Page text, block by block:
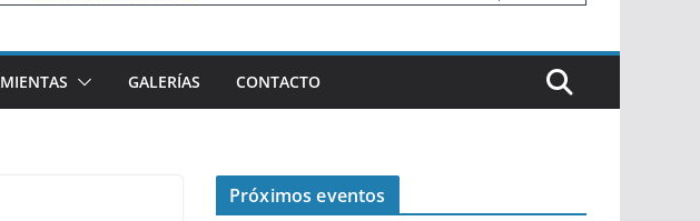
GALERÍAS CONTACTO
Próximos eventos